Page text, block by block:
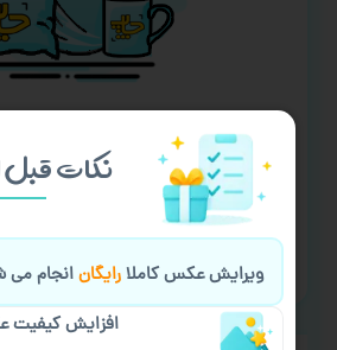
چاپ با طرح
۵۰+ محصول قابل چاپ
پشتیبانی آنلاین
نکات
ویرایش عکس کاملارایگانانجام می
افزایش